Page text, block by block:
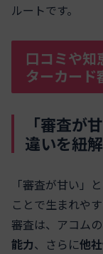
ルートです。
口コミや知
ターカード
「審査が
違いを紐
「審査が甘い」
ことで生まれや
審査は、アコム
能力、さらに他